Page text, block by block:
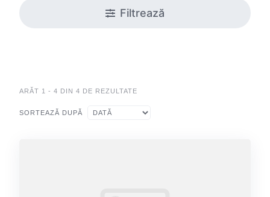
Filtrează
ARĂT 1 - 4 DIN 4 DE REZULTATE
SORTEAZĂ DUPĂ